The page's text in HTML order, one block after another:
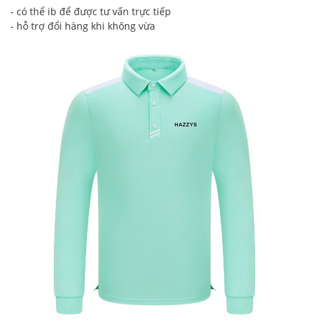
- có thể ib để được tư vấn trực tiếp
- hỗ trợ đổi hàng khi không vừa